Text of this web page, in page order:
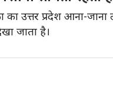
का उत्तर प्रदेश आना-
जाता है।